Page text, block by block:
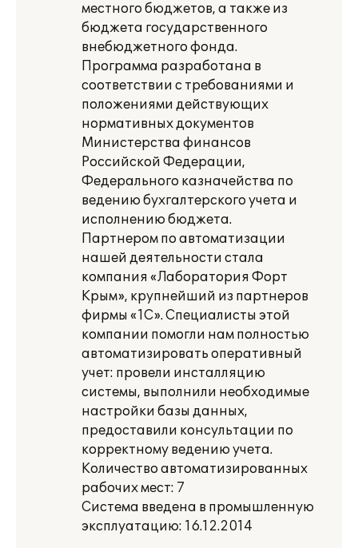
местного бюджетов, а также из
бюджета государственного
внебюджетного фонда.
Программа разработана в
соответствии с требованиями и
положениями действующих
нормативных документов
Министерства финансов
Российской Федерации,
Федерального казначейства по
ведению бухгалтерского учета и
исполнению бюджета.
Партнером по автоматизации
нашей деятельности стала
компания «Лаборатория Форт
Крым», крупнейший из партнеров
фирмы «1С». Специалисты этой
компании помогли нам полностью
автоматизировать оперативный
учет: провели инсталляцию
системы, выполнили необходимые
настройки базы данных,
предоставили консультации по
корректному ведению учета.
Количество автоматизированных
рабочих мест: 7
Система введена в промышленную
эксплуатацию: 16.12.2014